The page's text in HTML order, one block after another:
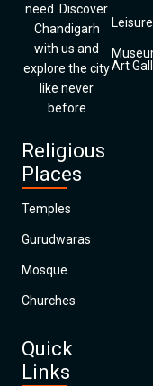
need. Discover
Chandigarh
with us and
explore the city
like never
before
Religious
Places
Temples
Gurudwaras
Mosque
Churches
Quick
Links
Art